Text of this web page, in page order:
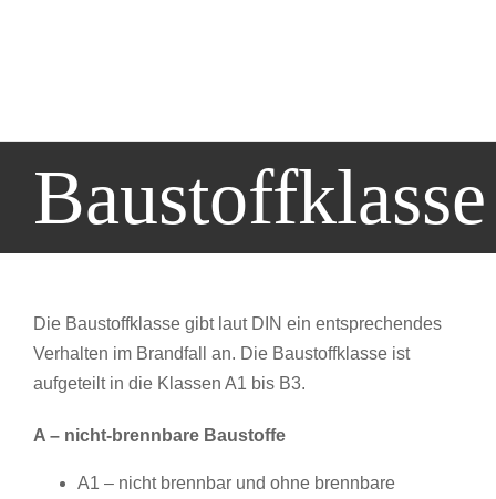
Baustoffklasse
Die Baustoffklasse gibt laut DIN ein entsprechendes
Verhalten im Brandfall an. Die Baustoffklasse ist
aufgeteilt in die Klassen A1 bis B3.
A – nicht-brennbare Baustoffe
A1 – nicht brennbar und ohne brennbare